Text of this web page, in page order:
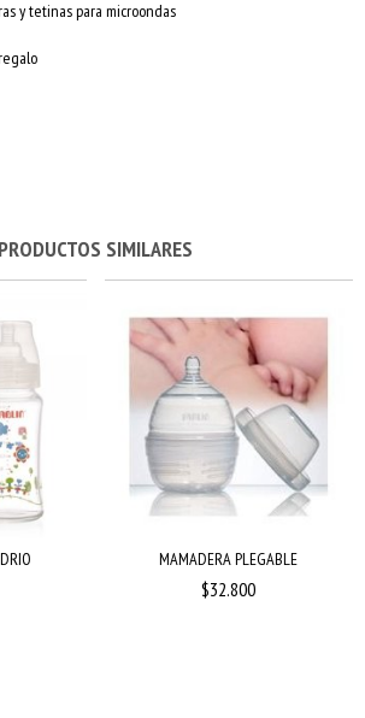
y tetinas para microondas
PRODUCTOS SIMILARES
MAMADERA PLEGABLE
$32.800